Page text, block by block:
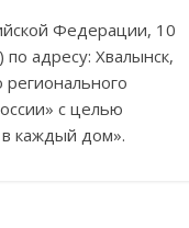
Федерации, 10
адресу: Хвалынск,
регионального
с целью
каждый дом».